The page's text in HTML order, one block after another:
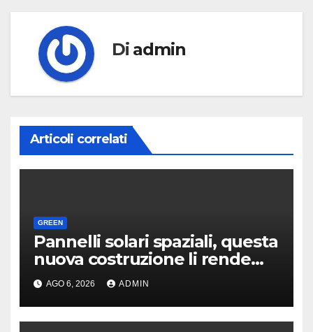
Di admin
Articoli correlati
GREEN
Pannelli solari spaziali, questa
nuova costruzione li rende
molto più convenienti
AGO 6, 2026 ADMIN